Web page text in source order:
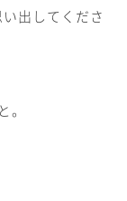
出してくださ